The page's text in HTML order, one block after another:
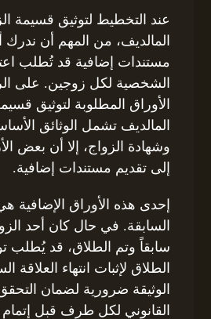
عند التخطيط لتوثيق قسيمة
المالديف، من المهم أن ندرك
مستندات إضافية قد تُطلب
الشخصية لكل زوجين. على
الأوراق المطلوبة لتوثيق
المالديف تشمل الوثائق
وشهادة الزواج، إلا أن بعض
إلى تقديم مستندات إضافية.
إحدى هذه الأوراق الإضافية
السابقة. في حال كان أحد
سابقاً وتم الطلاق، قد يُطلب
الطلاق لإثبات انتهاء العلاقة
الوثيقة ضرورية لضمان
القانوني لكل طرف قبل إتمام